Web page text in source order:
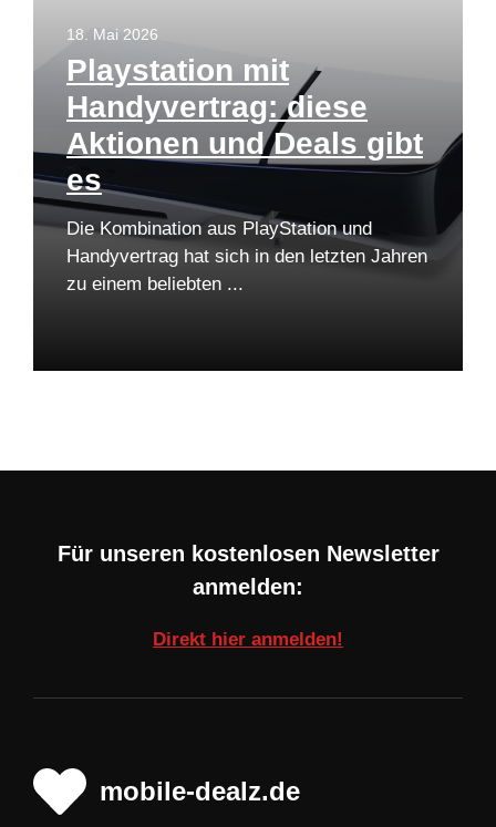
18. Mai 2026
Playstation mit
Handyvertrag: diese
Aktionen und Deals gibt
es
Die Kombination aus PlayStation und
Handyvertrag hat sich in den letzten Jahren
zu einem beliebten ...
Für unseren kostenlosen Newsletter
anmelden:
Direkt hier anmelden!
mobile-dealz.de